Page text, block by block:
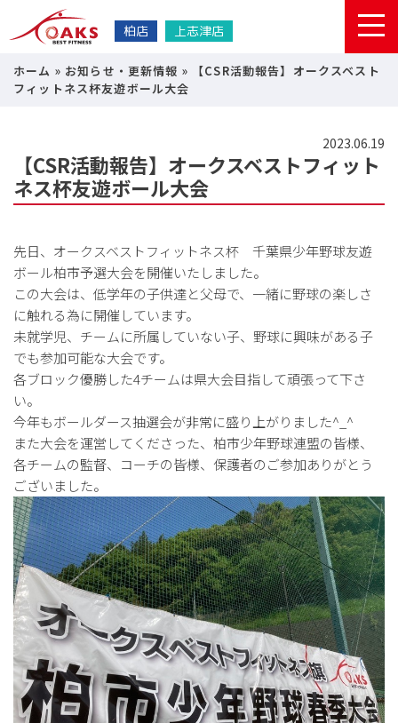
柏店 上志津店
ホーム » お知らせ・更新情報 »
【CSR活動報告】オークスベスト
フィットネス杯友遊ボール大会
2023.06.19
【CSR活動報告】オークスベストフィット
ネス杯友遊ボール大会
先日、オークスベストフィットネス杯 千葉県少年野球友遊
ボール柏市予選大会を開催いたしました。
この大会は、低学年の子供達と父母で、一緒に野球の楽しさ
に触れる為に開催しています。
未就学児、チームに所属していない子、野球に興味がある子
でも参加可能な大会です。
各ブロック優勝した4チームは県大会目指して頑張って下さ
い。
今年もボールダース抽選会が非常に盛り上がりました^_^
また大会を運営してくださった、柏市少年野球連盟の皆様、
各チームの監督、コーチの皆様、保護者のご参加ありがとう
ございました。